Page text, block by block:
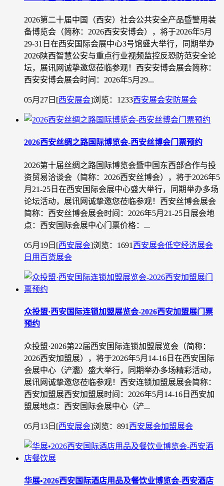
2026第二十届中国（西安）社会公共安全产品暨警用装
备博览会（简称：2026西安安博会），将于2026年5月
29-31日在西安国际会展中心3号馆盛大举行，同期举办
2026陕西智慧公安与重点行业视频监控反恐防范安全论
坛，展讯网诚挚邀您莅临参观！西安安博会展会简称：
西安安博会展会时间：2026年5月29...
05月27日 [西安展会]浏览：1233西安展会安防展会
2026西安丝绸之路国际博览会-西安丝博会门票预约
2026第十届丝绸之路国际博览会暨中国东西部合作与投
资贸易洽谈会（简称：2026西安丝博会），将于2026年5
月21-25日在西安国际会展中心盛大举行，同期举办多场
论坛活动，展讯网诚挚邀您莅临参观！西安丝博会展会
简称：西安丝博会展会时间：2026年5月21-25日展会地
点：西安国际会展中心门票价格：...
05月19日 [西安展会]浏览：1691 西安展会低空经济展会
日用百货展会
众投盟·西安国际连锁加盟展览会-2026西安加盟展门票
预约
众投盟·2026第22届西安国际连锁加盟展览会（简称：
2026西安加盟展），将于2026年5月14-16日在西安国际
会展中心（浐灞）盛大举行，同期举办多场精彩活动，
展讯网诚挚邀您莅临参观！西安连锁加盟展展会简称：
西安加盟展西安加盟展时间：2026年5月14-16日西安加
盟展地点：西安国际会展中心（浐...
05月13日 [西安展会]浏览：891 西安展会加盟展会
华展•2026西安国际酒店用品及餐饮业博览会-西安酒店